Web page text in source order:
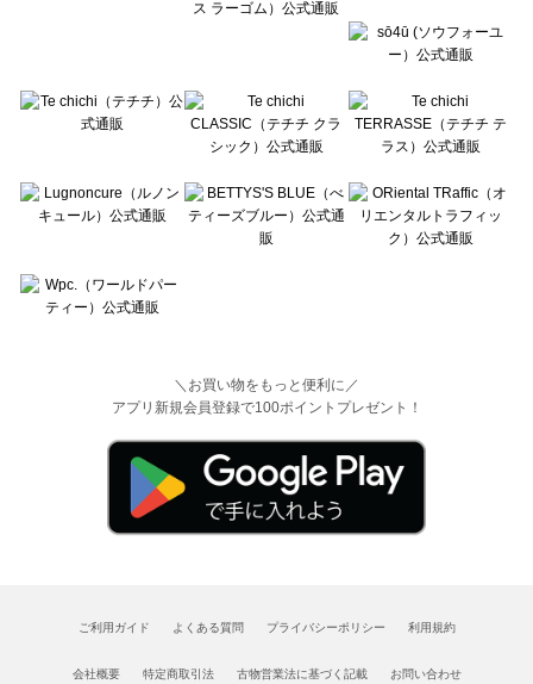
＼お買い物をもっと便利に／
アプリ新規会員登録で100ポイントプレゼント！
ご利用ガイド よくある質問 プライバシーポリシー 利用規約
会社概要 特定商取引法 古物営業法に基づく記載 お問い合わせ